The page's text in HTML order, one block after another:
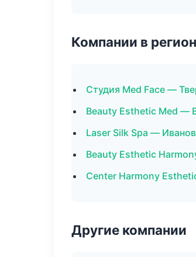
Компании в
Студия Med Face —
Beauty Esthetic Med —
Laser Silk Spa —
Beauty Esthetic
Center Harmony
Другие компании